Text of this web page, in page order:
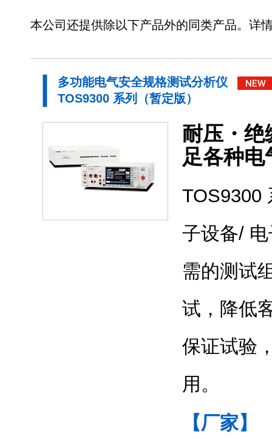
本公司还提供除以下产品外的同类产品。详
多功能电气安全规格测试分析仪
TOS9300 系列（暂定版）
耐压・绝
足各种
TOS9300
子设备/
需的测试
试，降低
保证试验
用。
【厂家】